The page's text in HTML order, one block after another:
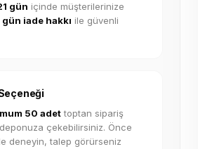
gün içinde müşterilerinize
gün iade hakkı ile güvenli
50 adettoptan sipariş
çekebilirsiniz. Önce
deneyin, talep görürseniz